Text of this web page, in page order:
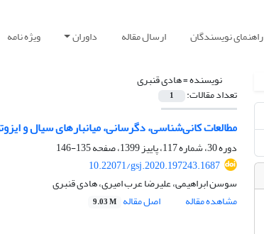
راهنمای نویسندگان ارسال مقاله داوران ویژه نامه
نویسنده =هادی قنبری
تعداد مقالات: 1
مطالعات کانی‌شناسی، دگرسانی، میانبارهای سیال و
دوره 30، شماره 117، پاییز 1399، صفحه
135-146
10.22071/gsj.2020.197243.1687
سوسن ابراهیمی، علیرضا عرب امیری، هادی قنبری
مشاهده مقاله
اصل مقاله 9.03 M